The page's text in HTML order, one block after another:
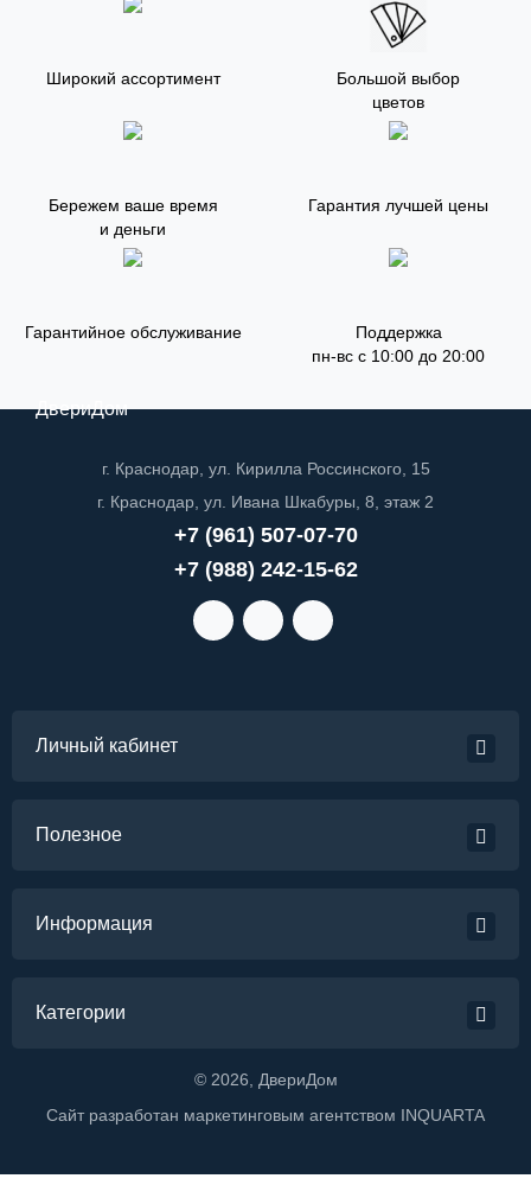
Широкий ассортимент
Большой выбор
цветов
Бережем ваше время
и деньги
Гарантия лучшей цены
Гарантийное обслуживание
Поддержка
пн-вс с 10:00 до 20:00
ДвериДом
г. Краснодар, ул. Кирилла Россинского, 15
г. Краснодар, ул. Ивана Шкабуры, 8, этаж 2
+7 (961) 507-07-70
+7 (988) 242-15-62
Личный кабинет
Полезное
Информация
Категории
© 2026 , ДвериДом
Сайт разработан маркетинговым агентством INQUARTA